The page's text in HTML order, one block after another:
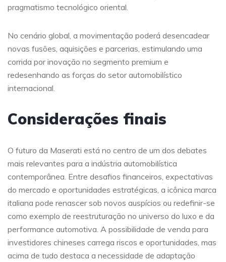
pragmatismo tecnológico oriental.
No cenário global, a movimentação poderá desencadear
novas fusões, aquisições e parcerias, estimulando uma
corrida por inovação no segmento premium e
redesenhando as forças do setor automobilístico
internacional.
Considerações finais
O futuro da Maserati está no centro de um dos debates
mais relevantes para a indústria automobilística
contemporânea. Entre desafios financeiros, expectativas
do mercado e oportunidades estratégicas, a icônica marca
italiana pode renascer sob novos auspícios ou redefinir-se
como exemplo de reestruturação no universo do luxo e da
performance automotiva. A possibilidade de venda para
investidores chineses carrega riscos e oportunidades, mas
acima de tudo destaca a necessidade de adaptação